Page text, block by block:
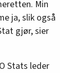
Min
ja, slik også
gjør, sier
Stats leder